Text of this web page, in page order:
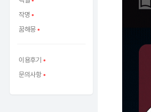
작명
꿈해몽
이용후기
문의사항